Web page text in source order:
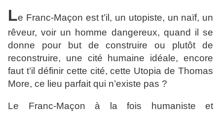
Le Franc-Maçon est t’il, un utopiste, un naïf, un
rêveur, voir un homme dangereux, quand il se
donne pour but de construire ou plutôt de
reconstruire, une cité humaine idéale, encore
faut t’il définir cette cité, cette Utopia de Thomas
More, ce lieu parfait qui n’existe pas ?
Le Franc-Maçon à la fois humaniste et